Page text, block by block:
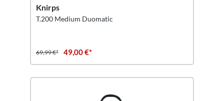
Knirps
T.200 Medium Duomatic
69,99 €* 49,00 €*